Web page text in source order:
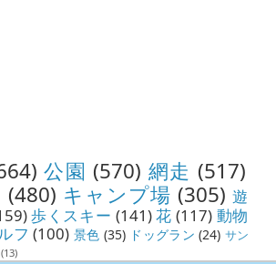
公園 (570) 網走 (517)
(480) キャンプ場 (305) 遊
歩くスキー (141)花 (117) 動物
フ (100) 景色 (35) ドッグラン (24) サン
(13)